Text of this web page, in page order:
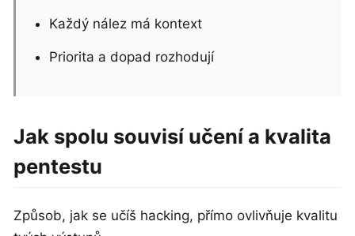
Každý nález má kontext
Priorita a dopad rozhodují
Jak spolu souvisí učení a kvalita
pentestu
Způsob, jak se učíš hacking, přímo ovlivňuje kvalitu